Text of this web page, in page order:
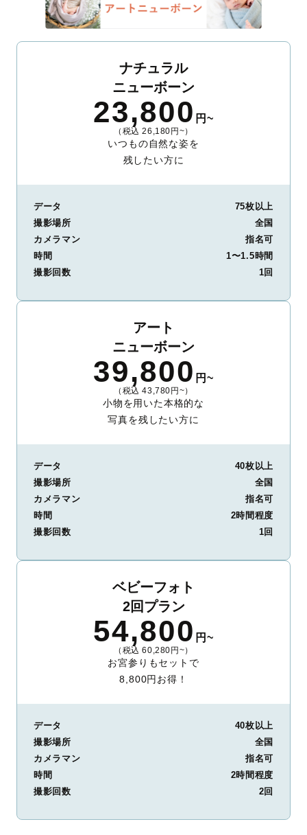
ナチュラル
ニューボーン
23,800 円~
（税込 26,180円~）
いつもの自然な姿を
残したい方に
データ
75枚以上
撮影場所
全国
カメラマン
指名可
時間
1〜1.5時間
撮影回数
1回
アート
ニューボーン
39,800 円~
（税込 43,780円~）
小物を用いた本格的な
写真を残したい方に
データ
40枚以上
撮影場所
全国
カメラマン
指名可
時間
2時間程度
撮影回数
1回
ベビーフォト
2回プラン
54,800 円~
（税込 60,280円~）
お宮参りもセットで
8,800円お得！
データ
40枚以上
撮影場所
全国
カメラマン
指名可
時間
2時間程度
撮影回数
2回